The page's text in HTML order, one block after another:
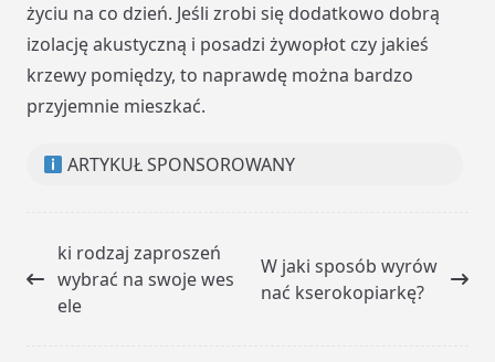
życiu na co dzień. Jeśli zrobi się dodatkowo dobrą
izolację akustyczną i posadzi żywopłot czy jakieś
krzewy pomiędzy, to naprawdę można bardzo
przyjemnie mieszkać.
ARTYKUŁ SPONSOROWANY
<span
class="nav-
subtitle
ki rodzaj zaproszeń
wybrać na swoje wes
ele
W jaki sposób wyrów
nać kserokopiarkę?